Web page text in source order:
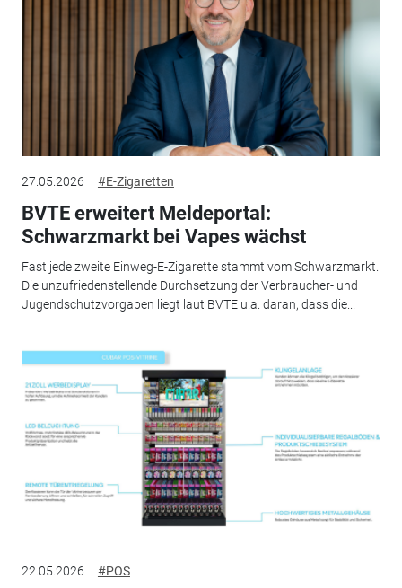
27.05.2026 #E-Zigaretten
BVTE erweitert Meldeportal:
Schwarzmarkt bei Vapes wächst
Fast jede zweite Einweg-E-Zigarette stammt vom Schwarzmarkt.
Die unzufriedenstellende Durchsetzung der Verbraucher- und
Jugendschutzvorgaben liegt laut BVTE u.a. daran, dass die...
22.05.2026 #POS